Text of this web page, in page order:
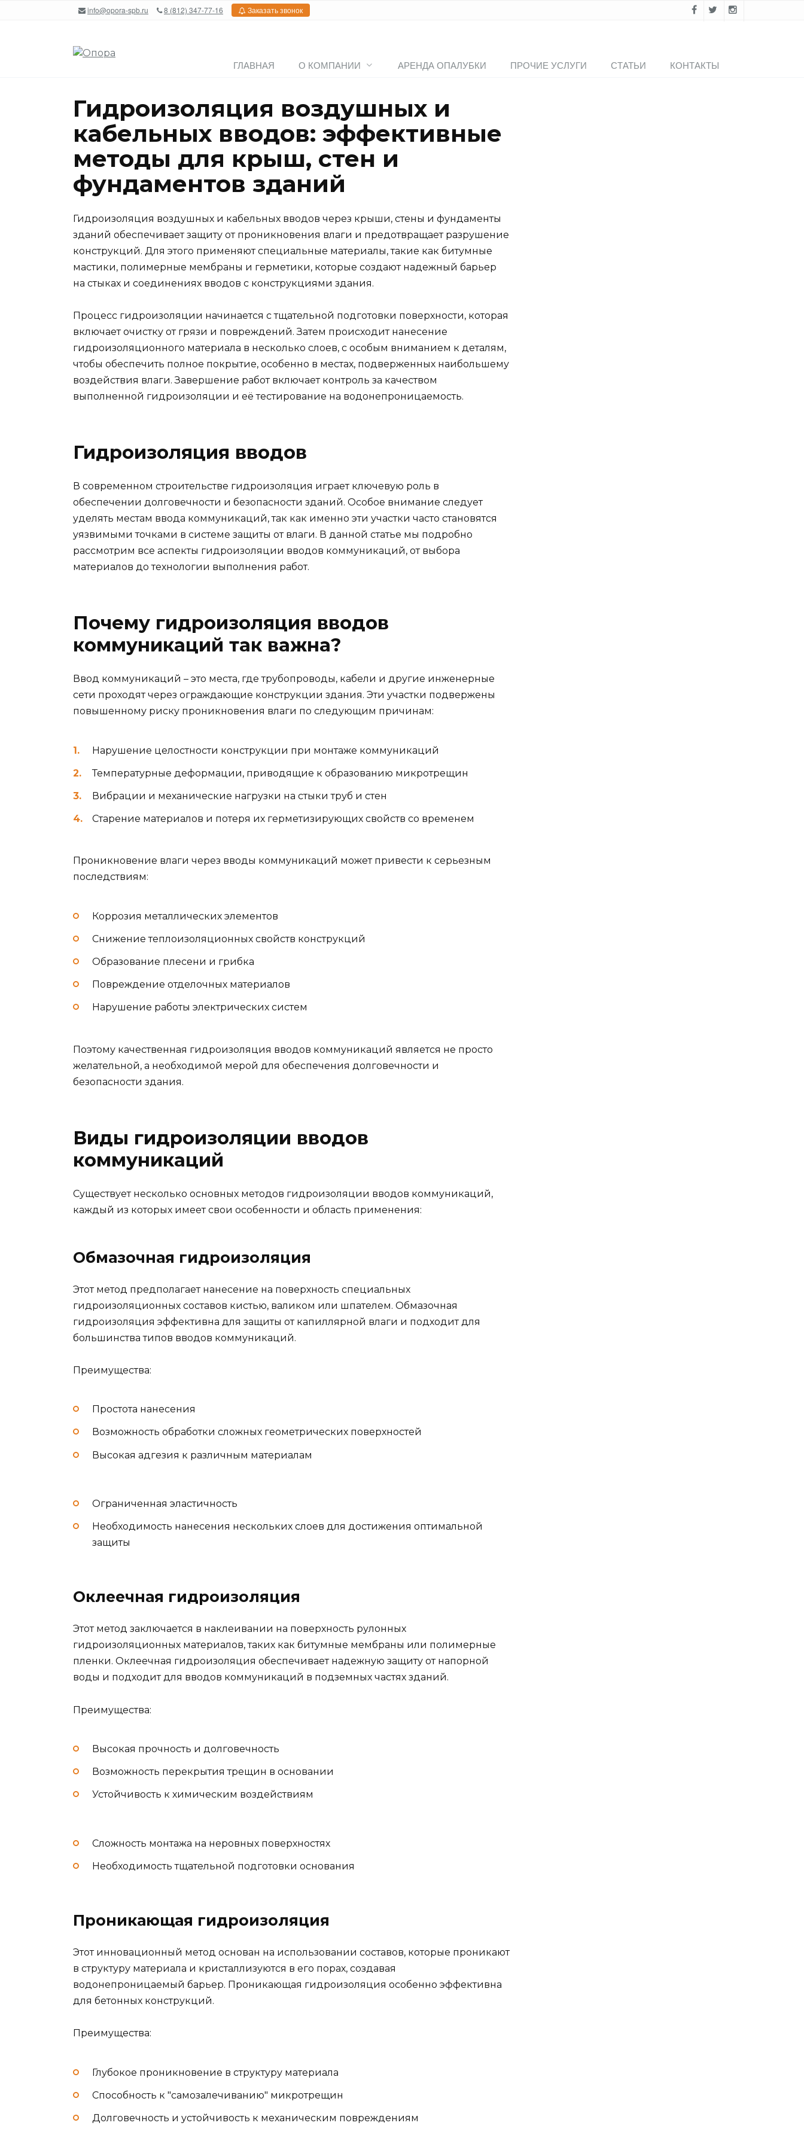
info@opora-spb.ru 8 (812) 347-77-16 Заказать звонок
ГЛАВНАЯ О КОМПАНИИ АРЕНДА ОПАЛУБКИ ПРОЧИЕ УСЛУГИ СТАТЬИ КОНТАКТЫ
Гидроизоляция воздушных и
кабельных вводов: эффективные
методы для крыш, стен и
фундаментов зданий
Гидроизоляция воздушных и кабельных вводов через крыши, стены и фундаменты
зданий обеспечивает защиту от проникновения влаги и предотвращает разрушение
конструкций. Для этого применяют специальные материалы, такие как битумные
мастики, полимерные мембраны и герметики, которые создают надежный барьер
на стыках и соединениях вводов с конструкциями здания.
Процесс гидроизоляции начинается с тщательной подготовки поверхности, которая
включает очистку от грязи и повреждений. Затем происходит нанесение
гидроизоляционного материала в несколько слоев, с особым вниманием к деталям,
чтобы обеспечить полное покрытие, особенно в местах, подверженных наибольшему
воздействия влаги. Завершение работ включает контроль за качеством
выполненной гидроизоляции и её тестирование на водонепроницаемость.
Гидроизоляция вводов
В современном строительстве гидроизоляция играет ключевую роль в
обеспечении долговечности и безопасности зданий. Особое внимание следует
уделять местам ввода коммуникаций, так как именно эти участки часто становятся
уязвимыми точками в системе защиты от влаги. В данной статье мы подробно
рассмотрим все аспекты гидроизоляции вводов коммуникаций, от выбора
материалов до технологии выполнения работ.
Почему гидроизоляция вводов
коммуникаций так важна?
Ввод коммуникаций – это места, где трубопроводы, кабели и другие инженерные
сети проходят через ограждающие конструкции здания. Эти участки подвержены
повышенному риску проникновения влаги по следующим причинам:
Нарушение целостности конструкции при монтаже коммуникаций
Температурные деформации, приводящие к образованию микротрещин
Вибрации и механические нагрузки на стыки труб и стен
Старение материалов и потеря их герметизирующих свойств со временем
Проникновение влаги через вводы коммуникаций может привести к серьезным
последствиям:
Коррозия металлических элементов
Снижение теплоизоляционных свойств конструкций
Образование плесени и грибка
Повреждение отделочных материалов
Нарушение работы электрических систем
Поэтому качественная гидроизоляция вводов коммуникаций является не просто
желательной, а необходимой мерой для обеспечения долговечности и
безопасности здания.
Виды гидроизоляции вводов
коммуникаций
Существует несколько основных методов гидроизоляции вводов коммуникаций,
каждый из которых имеет свои особенности и область применения:
Обмазочная гидроизоляция
Этот метод предполагает нанесение на поверхность специальных
гидроизоляционных составов кистью, валиком или шпателем. Обмазочная
гидроизоляция эффективна для защиты от капиллярной влаги и подходит для
большинства типов вводов коммуникаций.
Преимущества:
Простота нанесения
Возможность обработки сложных геометрических поверхностей
Высокая адгезия к различным материалам
Ограниченная эластичность
Необходимость нанесения нескольких слоев для достижения оптимальной
защиты
Оклеечная гидроизоляция
Этот метод заключается в наклеивании на поверхность рулонных
гидроизоляционных материалов, таких как битумные мембраны или полимерные
пленки. Оклеечная гидроизоляция обеспечивает надежную защиту от напорной
воды и подходит для вводов коммуникаций в подземных частях зданий.
Преимущества:
Высокая прочность и долговечность
Возможность перекрытия трещин в основании
Устойчивость к химическим воздействиям
Сложность монтажа на неровных поверхностях
Необходимость тщательной подготовки основания
Проникающая гидроизоляция
Этот инновационный метод основан на использовании составов, которые проникают
в структуру материала и кристаллизуются в его порах, создавая
водонепроницаемый барьер. Проникающая гидроизоляция особенно эффективна
для бетонных конструкций.
Преимущества:
Глубокое проникновение в структуру материала
Способность к "самозалечиванию" микротрещин
Долговечность и устойчивость к механическим повреждениям